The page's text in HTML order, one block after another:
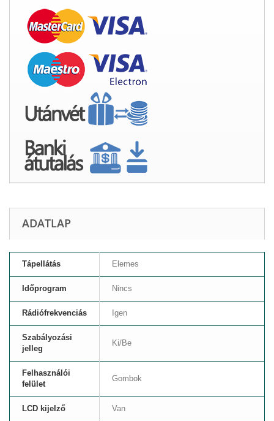
ADATLAP
Tápellátás Elemes
Időprogram Nincs
Rádiófrekvenciás Igen
Szabályozási
jelleg
Ki/Be
Felhasználói
felület
Gombok
LCD kijelző Van